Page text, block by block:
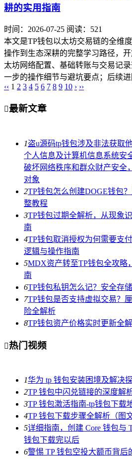
耕的实用指南
时间：2026-07-25 阅读：521
本文是TP钱包以太坊交易链的全维
操作到生态深耕的完整学习路径，
太坊网络配置、基础转账与交易记
一步的操作细节与避坑要点；后续进
‹‹ 1 2 3 4 5 6 7 8 9 10 › ››
最新文章
1盗u源码tp钱包涉及非法获取
个人信息及计算机信息系统安
破坏网络秩序和群众财产安全
对象
2TP钱包怎么创建DOGE钱包
整教程
3TP钱包过期全解析，从现象
南
4TP钱包取消授权为何需要支
逻辑与操作指南
5MDX资产转至TP钱包全攻略
南
6TP钱包私钥怎么记？安全存
7TP钱包是否支持虚拟交易？
险全解析
8TP钱包资产价格实时更新全
热门视频
1华为 tp 钱包安装困境及解决
2TP 钱包中闪兑链接的深度解
3TP 钱包激活指南-tp钱包下载
4TP 钱包下载步骤全解析（图
5详细指南，创建 Core 钱包与
钱包下载完以后
6警惕 TP 钱包空投大额币背后